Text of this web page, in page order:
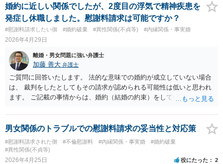
いたします。 ご参考になれば。
とはいえないとして）慰謝料請求が否定される可能性があります。仮
に不当破棄と評価される事案であっても、一般的に婚約破棄慰謝料は
（明らかな不当破棄のケースでも）100万円程度であり、日本の裁判所
の慰謝料認定が低い実情に鑑みれば、費用対効果が問題になる可能性
もあります。詳細な事情によりますので、弁護士へ直接相談すべきで
す。
婚約に近しい関係でしたが、2度目の浮気で精神疾患を
発症し休職しました。慰謝料請求は可能ですか？
#慰謝料請求したい側 #婚約破棄 #異性関係(不貞等) #内縁関係・事実婚
2026年4月29日
離婚・男女問題に強い弁護士
加藤 善大 弁護士
ご質問に回答いたします。 法的な意味での婚約が成立していない場合
は、 裁判をしたとしてもその請求が認められる可能性は低いと思われ
ます。 ご記載の事情からは、婚約（結婚の約束）をしているかどうか
挨拶が婚約をしたことの挨拶であれば、 それに加えて、お二人が結婚
の約束をしていれば、結納等をしていなくても婚約が認められる可能
性はあります。 （ご記載の内容からは、結婚を目標との記載はありま
すが、お二人が結婚の約束をしたとの記載がないため、その点が気に
なるところです。） 以上を前提に、慰謝料請求する場合は、ご記載の
男女関係のトラブルでの慰謝料請求の妥当性と対応策
#慰謝料請求された側 #不倫慰謝料 #内縁関係・事実婚
#婚約破棄
#異性関係(不貞等)
2026年4月25日 役にたった 2